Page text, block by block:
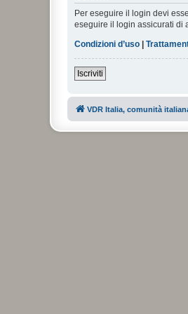
Per eseguire il login devi
eseguire il login assicurati di
Condizioni d’uso |
Iscriviti
VDR Italia, comunità